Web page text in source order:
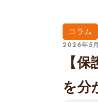
コラム
2026年5
【
を分